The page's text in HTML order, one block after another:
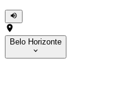
Belo Horizonte